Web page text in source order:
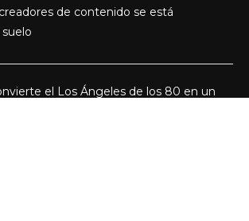
de contenido se está
el Los Ángeles de los 80 en un